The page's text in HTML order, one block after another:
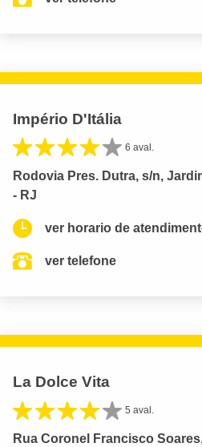
Império D'Itália
6 aval.
Rodovia Pres. Dutra, s/n,
- RJ
ver horario de
ver telefone
La Dolce Vita
5 aval.
Rua Coronel Francisco